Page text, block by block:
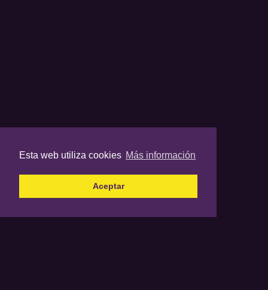
Esta web utiliza cookies Más información
Aceptar